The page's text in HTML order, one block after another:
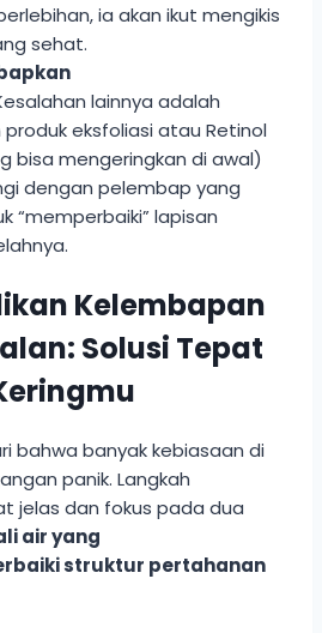
ia akan ikut mengikis
sehat.
lainnya adalah
eksfoliasi atau Retinol
bisa mengeringkan di awal)
dengan pelembap yang
“memperbaiki” lapisan
Kelembapan
Solusi Tepat
bahwa banyak kebiasaan di
panik. Langkah
jelas dan fokus pada dua
air yang
struktur pertahanan